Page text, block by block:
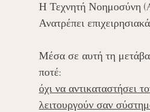
Η Τεχνητή Νοημοσύνη
Ανατρέπει
Μέσα σε αυτή τη
ποτέ:
όχι να αντικαταστήσει
λειτουργούν σαν